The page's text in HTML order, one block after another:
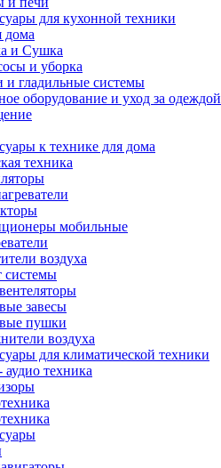
для кухонной техники
дома
и Сушка
и уборка
и гладильные системы
оборудование и уход за одеждой
к технике для дома
техника
мобильные
воздуха
системы
завесы
пушки
воздуха
для климатической техники
аудио техника